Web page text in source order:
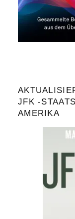
JFK -
AMERIKA